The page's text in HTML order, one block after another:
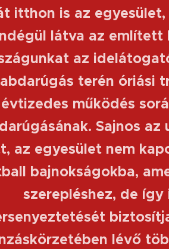
itthon is az
látva az
az
terén óriási
évtizedes működés
Sajnos
az egyesület nem
bajnokságokba,
szerepléshez, de
lévő